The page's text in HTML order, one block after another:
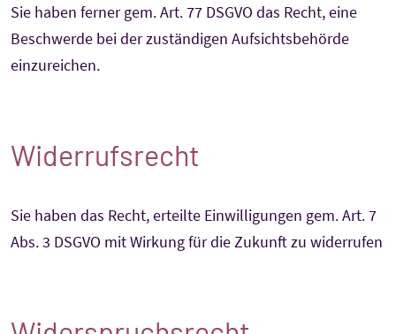
Sie haben ferner gem. Art. 77 DSGVO das Recht, eine
Beschwerde bei der zuständigen Aufsichtsbehörde
einzureichen.
Widerrufsrecht
Sie haben das Recht, erteilte Einwilligungen gem. Art. 7
Abs. 3 DSGVO mit Wirkung für die Zukunft zu widerrufen